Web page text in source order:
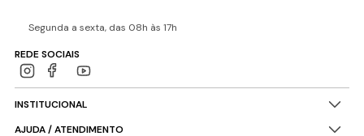
Segunda a sexta, das 08h às 17h
REDE SOCIAIS
INSTITUCIONAL
AJUDA / ATENDIMENTO